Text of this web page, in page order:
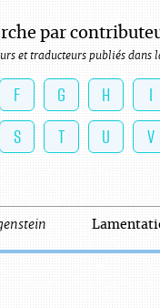
par
et traducteurs publiés dans
F G H
I
S T U V